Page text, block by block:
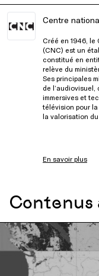
Centre
Créé en 1946, le
(CNC) est un
constitué en
relève du
Ses principales
de
immersives et
télévision pour
la valorisation
En savoir plus
Contenus